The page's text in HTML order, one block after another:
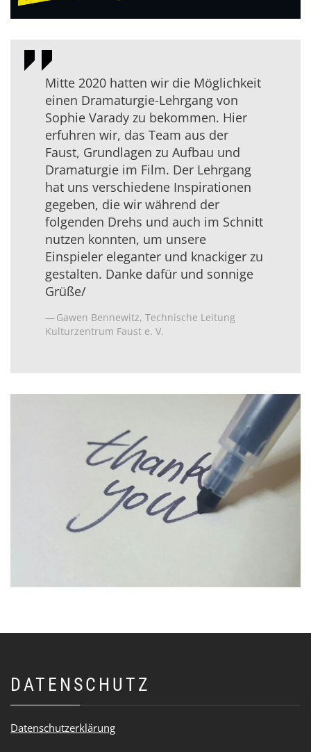
Mitte 2020 hatten wir die Möglichkeit
einen Dramaturgie-Lehrgang von
Sophie Varady zu bekommen. Hier
erfuhren wir, das Team aus der
Faust, Grundlagen zu Aufbau und
Dramaturgie im Film. Der Lehrgang
hat uns verschiedene Inspirationen
gegeben, die wir während der
folgenden Drehs und auch im Schnitt
nutzen konnten, um unsere
Einspieler eleganter und knackiger zu
gestalten. Danke dafür und sonnige
Grüße/
Gawen Bennewitz, Technische Leitung
Kulturzentrum Faust e. V.
DATENSCHUTZ
Datenschutzerklärung